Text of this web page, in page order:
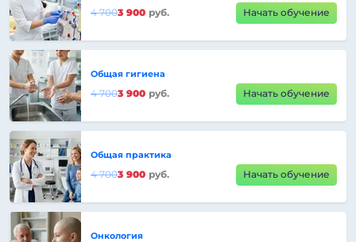
4 7003 900 руб. Начать обучение
Общая гигиена
4 7003 900 руб. Начать обучение
Общая практика
4 7003 900 руб. Начать обучение
Онкология